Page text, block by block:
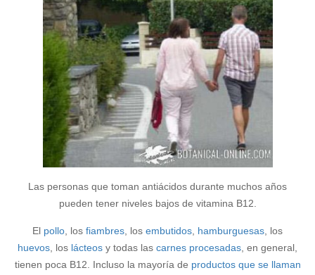
Las personas que toman antiácidos durante muchos años
pueden tener niveles bajos de vitamina B12.
El pollo , los fiambres , los embutidos hamburguesas , los
huevos , los lácteos y todas las carnes procesadas , en general,
tienen poca B12. Incluso la mayoría de productos que se llaman